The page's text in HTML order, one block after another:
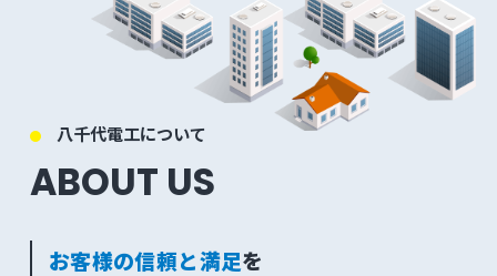
八千代電工について
ABOUT US
お客様の信頼と満足を